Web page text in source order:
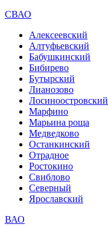
СВАО
Алексеевский
Алтуфьевский
Бабушкинский
Бибирево
Бутырский
Лианозово
Лосиноостровский
Марфино
Марьина роща
Медведково
Останкинский
Отрадное
Ростокино
Свиблово
Северный
Ярославский
ВАО